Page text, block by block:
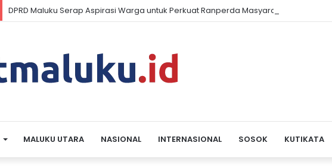
DPRD Maluku Serap Aspirasi Warga untuk Perkuat Ranperda Masyarakat Hukum Adat
MALUKU UTARA NASIONAL INTERNASIONAL SOSOK KUTIKATA